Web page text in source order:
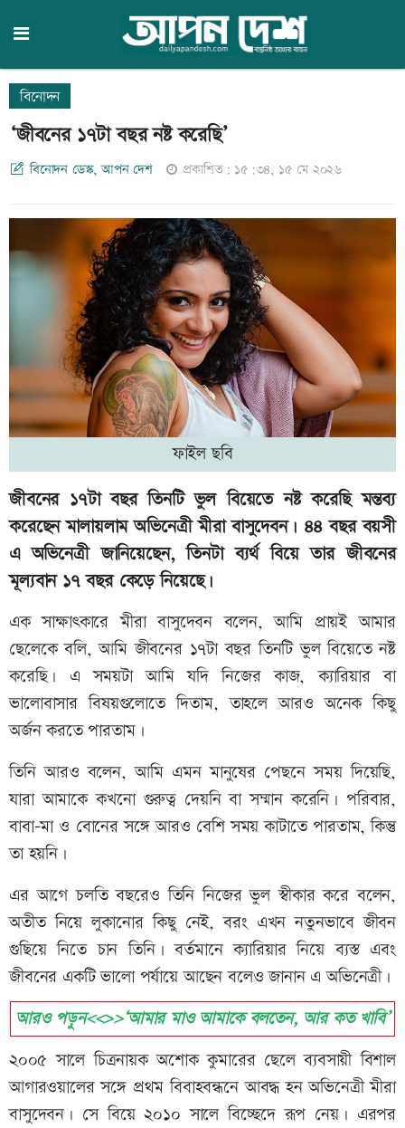
বিনোদন
‘জীবনের ১৭টা বছর নষ্ট করেছি’
বিনোদন ডেস্ক, আপন দেশ প্রকাশিত: ১৫:৩৪, ১৫ মে ২০২৬
ফাইল ছবি
জীবনের ১৭টা বছর তিনটি ভুল বিয়েতে নষ্ট করেছি মন্তব্য
করেছেন মালায়লাম অভিনেত্রী মীরা বাসুদেবন। ৪৪ বছর বয়সী
এ অভিনেত্রী জানিয়েছেন, তিনটা ব্যর্থ বিয়ে তার জীবনের
মূল্যবান ১৭ বছর কেড়ে নিয়েছে।
এক সাক্ষাৎকারে মীরা বাসুদেবন বলেন, আমি প্রায়ই আমার
ছেলেকে বলি, আমি জীবনের ১৭টা বছর তিনটি ভুল বিয়েতে নষ্ট
করেছি। এ সময়টা আমি যদি নিজের কাজ, ক্যারিয়ার বা
ভালোবাসার বিষয়গুলোতে দিতাম, তাহলে আরও অনেক কিছু
অর্জন করতে পারতাম।
তিনি আরও বলেন, আমি এমন মানুষের পেছনে সময় দিয়েছি,
যারা আমাকে কখনো গুরুত্ব দেয়নি বা সম্মান করেনি। পরিবার,
বাবা-মা ও বোনের সঙ্গে আরও বেশি সময় কাটাতে পারতাম, কিন্তু
তা হয়নি।
এর আগে চলতি বছরেও তিনি নিজের ভুল স্বীকার করে বলেন,
অতীত নিয়ে লুকানোর কিছু নেই, বরং এখন নতুনভাবে জীবন
গুছিয়ে নিতে চান তিনি। বর্তমানে ক্যারিয়ার নিয়ে ব্যস্ত এবং
জীবনের একটি ভালো পর্যায়ে আছেন বলেও জানান এ অভিনেত্রী।
আরও পড়ুন<<>>‘আমার মাও আমাকে বলতেন, আর কত খাবি’
২০০৫ সালে চিত্রনায়ক অশোক কুমারের ছেলে ব্যবসায়ী বিশাল
আগারওয়ালের সঙ্গে প্রথম বিবাহবন্ধনে আবদ্ধ হন অভিনেত্রী মীরা
বাসুদেবন। সে বিয়ে ২০১০ সালে বিচ্ছেদে রূপ নেয়। এরপর